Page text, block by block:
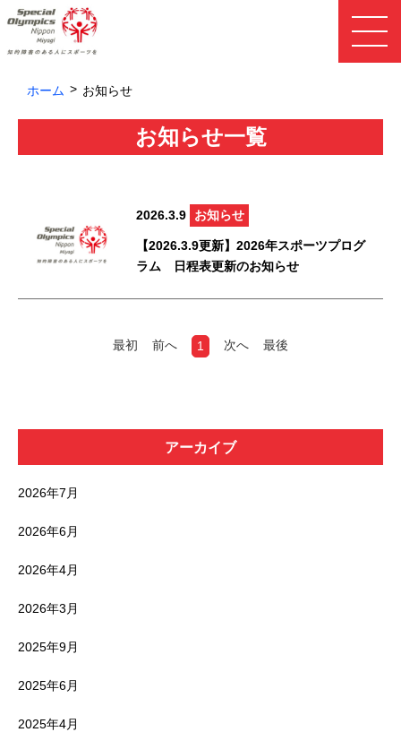
ホーム お知らせ
お知らせ一覧
2026.3.9 お知らせ
【2026.3.9更新】2026年スポーツプログ
ラム 日程表更新のお知らせ
最初 前へ 1 次へ 最後
アーカイブ
2026年7月
2026年6月
2026年4月
2026年3月
2025年9月
2025年6月
2025年4月